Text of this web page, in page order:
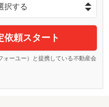
依頼スタート
ォーユー）と提携している不動産会